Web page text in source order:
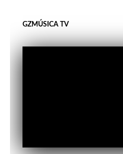
GZMÚSICA TV